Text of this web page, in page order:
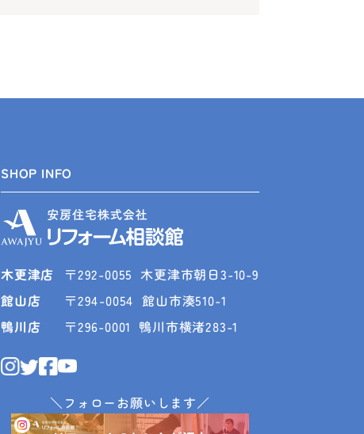
SHOP INFO
木更津店 〒292-0055 木更津市朝日3-10-9
館山店 〒294-0054 館山市湊510-1
鴨川店 〒296-0001 鴨川市横渚283-1
＼フォローお願いします／